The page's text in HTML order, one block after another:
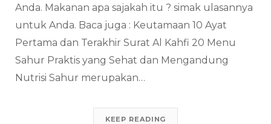
Anda. Makanan apa sajakah itu ? simak ulasannya
untuk Anda. Baca juga : Keutamaan 10 Ayat
Pertama dan Terakhir Surat Al Kahfi 20 Menu
Sahur Praktis yang Sehat dan Mengandung
Nutrisi Sahur merupakan…
KEEP READING